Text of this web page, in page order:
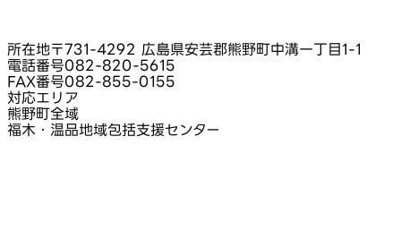
所在地〒731-4292 広島県安芸郡熊野町中溝一丁目1-1
電話番号082-820-5615
FAX番号082-855-0155
対応エリア
熊野町全域
福木・温品地域包括支援センター